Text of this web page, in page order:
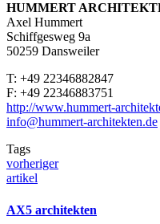
HUMMERT
Axel Hummert
Schiffgesweg 9a
50259 Dansweiler
T: +49 22346882847
F: +49 22346883751
http://www.hummert-
info@hummert-architekten.de
Tags
vorheriger
artikel
AX5 architekten